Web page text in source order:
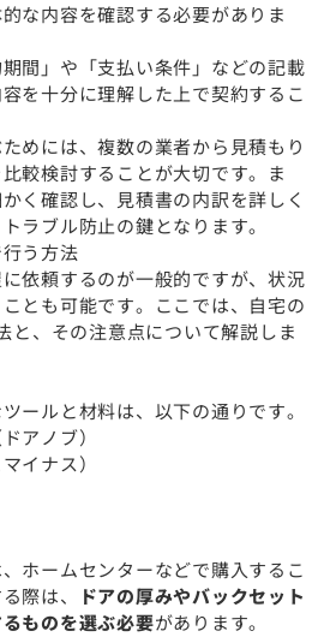
な内容を確認する必要がありま
間」や「支払い条件」などの記載
を十分に理解した上で契約するこ
めには、複数の業者から見積もり
較検討することが大切です。ま
く確認し、見積書の内訳を詳しく
ラブル防止の鍵となります。
う方法
依頼するのが一般的ですが、状況
とも可能です。ここでは、自宅の
と、その注意点について解説しま
ールと材料は、以下の通りです。
アノブ）
イナス）
ホームセンターなどで購入するこ
際は、
ドアの厚みやバックセット
ものを選ぶ必要があります。